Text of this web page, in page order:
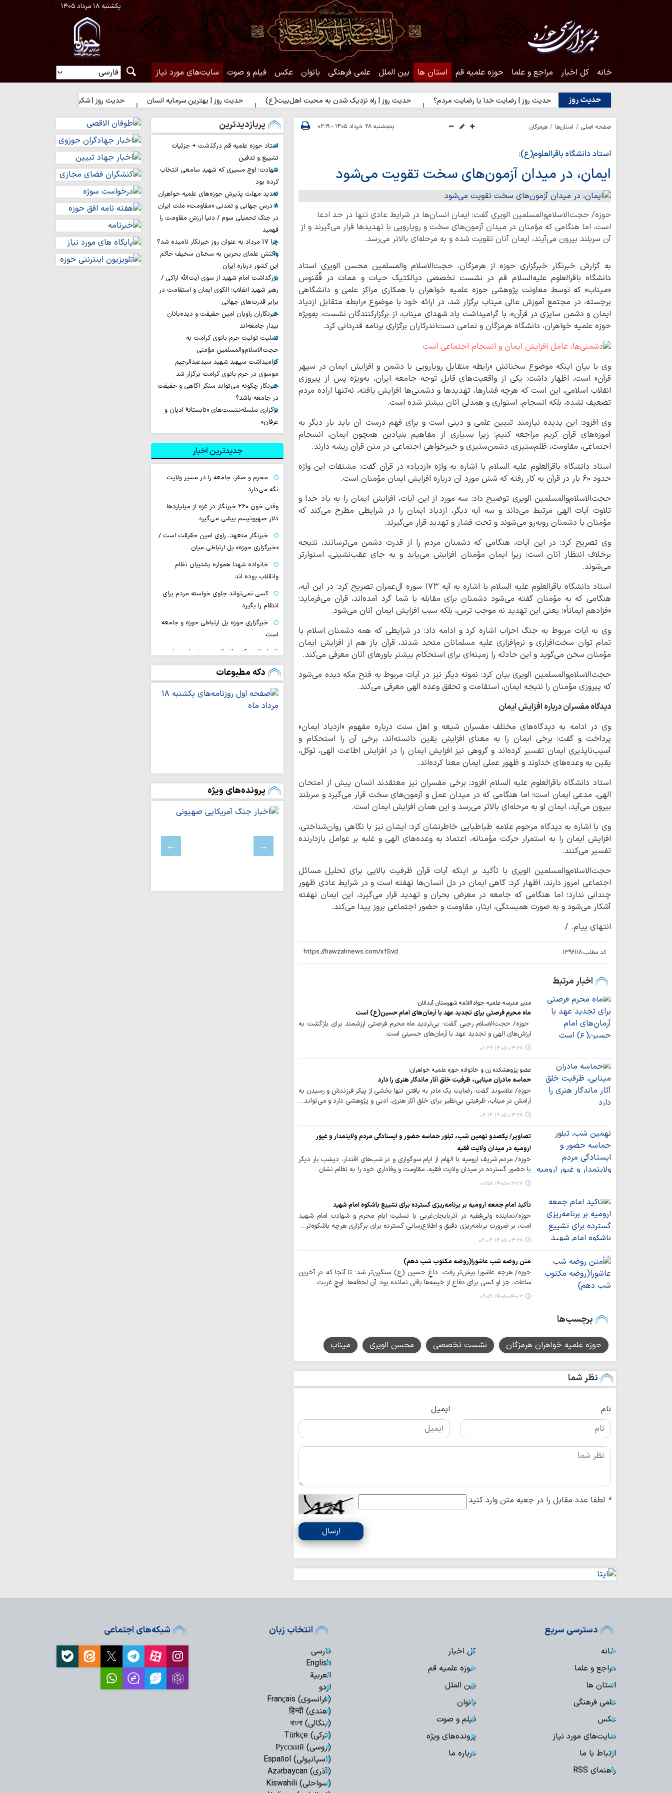
یکشنبه ۱۸ مرداد ۱۴۰۵
خانه کل اخبار مراجع و علما حوزه علمیه قم استان ها بین الملل علمی فرهنگی بانوان عکس فیلم و صوت سایت‌های مورد نیاز
حدیث روزحدیث روز | رضایت خدا یا رضایت مردم؟ حدیث روز | راه نزدیک شدن به محبت اهل‌بیت(ع) حدیث روز | بهترین سرمایه انسان حدیث روز | شکیبایی بر تلخی حق
صفحه اصلی استان‌ها هرمزگان پنجشنبه ۲۸ خرداد ۱۴۰۵ - ۰۲:۱۹
استاد دانشگاه باقرالعلوم(ع):
ایمان، در میدان آزمون‌های سخت تقویت می‌شود
حوزه/ حجت‌الاسلام‌والمسلمین الویری گفت: ایمان انسان‌ها در شرایط عادی تنها در حد ادعا
است، اما هنگامی که مؤمنان در میدان آزمون‌های سخت و رویارویی با تهدیدها قرار می‌گیرند و از
آن سربلند بیرون می‌آیند، ایمان آنان تقویت شده و به مرحله‌ای بالاتر می‌رسد.
به گزارش خبرنگار خبرگزاری حوزه از هرمزگان، حجت‌الاسلام والمسلمین محسن الویری استاد
دانشگاه باقرالعلوم علیه‌السلام قم در نشست تخصصی دیالکتیک حیات و مَمات در قُقنوس
«میناب» که توسط معاونت پژوهشی حوزه‌ علمیه خواهران با همکاری مراکز علمی و دانشگاهی
برجسته، در مجتمع آموزش عالی میناب برگزار شد، در ارائه خود با موضوع «رابطه متقابل ازدیاد
ایمان و دشمن سایزی در قرآن»، با گرامیداشت یاد شهدای میناب، از برگزارکنندگان نشست، به‌ویژه
حوزه‌ علمیه خواهران، دانشگاه هرمزگان و تمامی دست‌اندرکاران برگزاری برنامه قدردانی کرد.
وی با بیان اینکه موضوع سخنانش «رابطه متقابل رویارویی با دشمن و افزایش ایمان در سپهر
قرآن» است، اظهار داشت: یکی از واقعیت‌های قابل توجه جامعه ایران، به‌ویژه پس از پیروزی
انقلاب اسلامی، این است که هرچه فشارها، تهدیدها و دشمنی‌ها افزایش یافته، نه‌تنها اراده مردم
تضعیف نشده، بلکه انسجام، استواری و همدلی آنان بیشتر شده است.
وی افزود: این پدیده نیازمند تبیین علمی و دینی است و برای فهم درست آن باید بار دیگر به
آموزه‌های قرآن کریم مراجعه کنیم؛ زیرا بسیاری از مفاهیم بنیادین همچون ایمان، انسجام
اجتماعی، مقاومت، ظلم‌ستیزی، دشمن‌ستیزی و خیرخواهی اجتماعی در متن قرآن ریشه دارند.
استاد دانشگاه باقرالعلوم علیه السلام با اشاره به واژه «ازدیاد» در قرآن گفت: مشتقات این واژه
حدود ۶۰ بار در قرآن به کار رفته که شش مورد آن درباره افزایش ایمان مؤمنان است.
حجت‌الاسلام‌والمسلمین الویری توضیح داد: سه مورد از این آیات، افزایش ایمان را به یاد خدا و
تلاوت آیات الهی مرتبط می‌داند و سه آیه دیگر، ازدیاد ایمان را در شرایطی مطرح می‌کند که
مؤمنان با دشمنان روبه‌رو می‌شوند و تحت فشار و تهدید قرار می‌گیرند.
وی تصریح کرد: در این آیات، هنگامی که دشمنان مردم را از قدرت دشمن می‌ترسانند، نتیجه
برخلاف انتظار آنان است؛ زیرا ایمان مؤمنان افزایش می‌یابد و به جای عقب‌نشینی، استوارتر
می‌شوند.
استاد دانشگاه باقرالعلوم علیه السلام با اشاره به آیه ۱۷۳ سوره آل‌عمران تصریح کرد: در این آیه،
هنگامی که به مؤمنان گفته می‌شود دشمنان برای مقابله با شما گرد آمده‌اند، قرآن می‌فرماید:
«فزادهم ایماناً»؛ یعنی این تهدید نه موجب ترس، بلکه سبب افزایش ایمان آنان می‌شود.
وی به آیات مربوط به جنگ احزاب اشاره کرد و ادامه داد: در شرایطی که همه دشمنان اسلام با
تمام توان سخت‌افزاری و نرم‌افزاری علیه مسلمانان متحد شدند، قرآن باز هم از افزایش ایمان
مؤمنان سخن می‌گوید و این حادثه را زمینه‌ای برای استحکام بیشتر باورهای آنان معرفی می‌کند.
حجت‌الاسلام‌والمسلمین الویری بیان کرد: نمونه دیگر نیز در آیات مربوط به فتح مکه دیده می‌شود
که پیروزی مؤمنان را نتیجه ایمان، استقامت و تحقق وعده الهی معرفی می‌کند.
دیدگاه مفسران درباره افزایش ایمان
وی در ادامه به دیدگاه‌های مختلف مفسران شیعه و اهل سنت درباره مفهوم «ازدیاد ایمان»
پرداخت و گفت: برخی ایمان را به معنای افزایش یقین دانسته‌اند، برخی آن را استحکام و
آسیب‌ناپذیری ایمان تفسیر کرده‌اند و گروهی نیز افزایش ایمان را در افزایش اطاعت الهی، توکل،
یقین به وعده‌های خداوند و ظهور عملی ایمان معنا کرده‌اند.
استاد دانشگاه باقرالعلوم علیه السلام افزود: برخی مفسران نیز معتقدند انسان پیش از امتحان
الهی، مدعی ایمان است؛ اما هنگامی که در میدان عمل و آزمون‌های سخت قرار می‌گیرد و سربلند
بیرون می‌آید، ایمان او به مرحله‌ای بالاتر می‌رسد و این همان افزایش ایمان است.
وی با اشاره به دیدگاه مرحوم علامه طباطبایی خاطرنشان کرد: ایشان نیز با نگاهی روان‌شناختی،
افزایش ایمان را به استمرار حرکت مؤمنانه، اعتماد به وعده‌های الهی و غلبه بر عوامل بازدارنده
تفسیر می‌کنند.
حجت‌الاسلام‌والمسلمین الویری با تأکید بر اینکه آیات قرآن ظرفیت بالایی برای تحلیل مسائل
اجتماعی امروز دارند، اظهار کرد: گاهی ایمان در دل انسان‌ها نهفته است و در شرایط عادی ظهور
چندانی ندارد؛ اما هنگامی که جامعه در معرض بحران و تهدید قرار می‌گیرد، این ایمان نهفته
آشکار می‌شود و به صورت همبستگی، ایثار، مقاومت و حضور اجتماعی بروز پیدا می‌کند.
انتهای پیام. /
کد مطلب:1396118
اخبار مرتبط
مدیر مدرسه علمیه جوادالائمه شهرستان آبدانان:
ماه محرم فرصتی برای تجدید عهد با آرمان‌های امام حسین(ع) است
حوزه/ حجت‌الاسلام رجبی گفت: بی‌تردید ماه محرم فرصتی ارزشمند برای بازگشت به
ارزش‌های الهی و تجدید عهد با آرمان‌های حسینی است.
۱۴۰۵-۰۳-۲۸ ۰۱:۳۲
عضو پژوهشکده زن و خانواده حوزه‌ علمیه خواهران:
حماسه مادران مینابی، ظرفیت خلق آثار ماندگار هنری را دارد
حوزه/ علاسوند گفت: رضایت یک مادر به یافتن تنها بخشی از پیکر فرزندش و رسیدن به
آرامش در میناب، ظرفیتی بی‌نظیر برای خلق آثار هنری، ادبی و پژوهشی دارد و می‌تواند…
۱۴۰۵-۰۳-۲۸ ۰۹:۱۴
تصاویر/ یکصدو نهمین شب، تبلور حماسه حضور و ایستادگی مردم ولایتمدار و غیور
ارومیه در میدان ولایت فقیه
حوزه/ مردم شریف ارومیه با الهام از ایام سوگواری و در شب‌های اقتدار، دیشب بار دیگر
با حضور گسترده در میدان ولایت فقیه، مقاومت و وفاداری خود را به نظام نشان…
۱۴۰۵-۰۳-۲۸ ۰۱:۵۸
تأکید امام جمعه ارومیه بر برنامه‌ریزی گسترده برای تشییع باشکوه امام شهید
حوزه/نماینده ولی‌فقیه در آذربایجان‌غربی با تسلیت ایام محرم و شهادت امام شهید
امت، بر ضرورت برنامه‌ریزی دقیق و اطلاع‌رسانی گسترده برای برگزاری هرچه باشکوه‌تر…
۱۴۰۵-۰۳-۲۸ ۰۲:۰۴
متن روضه شب عاشورا(روضه مکتوب شب دهم)
حوزه/ هرچه عاشورا پیش‌تر رفت، داغِ حسین (ع) سنگین‌تر شد؛ تا آنجا که در آخرین
ساعات، جز او کسی برای دفاع از خیمه‌ها باقی نمانده بود. آن لحظه‌ها، اوجِ غربت…
۱۴۰۵-۰۴-۰۳ ۰۹:۵۹
برچسب‌ها
حوزه علمیه خواهران هرمزگان نشست تخصصی محسن الویری میناب
نظر شما
نام ایمیل
* لطفا عدد مقابل را در جعبه متن وارد کنید
ارسال
پربازدیدترین
استاد حوزه علمیه قم درگذشت + جزئیات
تشییع و تدفین
شهادت؛ اوج مسیری که شهید سامعی انتخاب
کرده بود
تمدید مهلت پذیرش حوزه‌های علمیه خواهران
۸ درس جهانی و تمدنی «مقاومت» ملت ایران
در جنگ تحمیلی سوم / دنیا ارزش مقاومت را
فهمید
چرا 17 مرداد به عنوان روز خبرنگار نامیده شد؟
واکنش علمای بحرین به سخنان سخیف حاکم
این کشور درباره ایران
بزرگداشت امام شهید از سوی آیت‌الله اراکی /
رهبر شهید انقلاب؛ الگوی ایمان و استقامت در
برابر قدرت‌های جهانی
خبرنگاران راویان امین حقیقت و دیده‌بانان
بیدار جامعه‌اند
تسلیت تولیت حرم بانوی کرامت به
حجت‌الاسلام‌والمسلمین مؤمنی
گرامیداشت سپهبد شهید سیدعبدالرحیم
موسوی در حرم بانوی کرامت برگزار شد
خبرنگار چگونه می‌تواند سنگر آگاهی و حقیقت
در جامعه باشد؟
برگزاری سلسله‌نشست‌های «تابستانهٔ ادیان و
عرفان»
جدیدترین اخبار
محرم و صفر، جامعه را در مسیر ولایت
نگه می‌دارد
وقتی خون ۲۶۰ خبرنگار در غزه از میلیاردها
دلار صهیونیسم پیشی می‌گیرد
خبرنگار متعهد، راوی امین حقیقت است /
«خبرگزاری حوزه» پل ارتباطی میان…
خانواده شهدا همواره پشتیبان نظام
وانقلاب بوده اند
کسی نمی‌تواند جلوی خواسته مردم برای
انتقام را بگیرد
خبرگزاری حوزه پل ارتباطی حوزه و جامعه
است
اسلام مکتب انسانیت‌دوستی است نه
مکتب انسان‌دوستی
چرا نهضت مشروطه سرانجام نافرجامی
پیدا کرد؟
تشکیل شورای راهبری «طرح پایتخت نهج
سواد خانواده | آیا محبت زیاد به فرزندان،
می‌تواند به رابطه زوجین آسیب…
ادعیه شناسی | دعای مشلول
معنایِ انتظارِ فرج در نگاه روحانیِ شهید
ایران؟ قرارداد ۱۹۱۹؛ روایتی از…
دکه مطبوعات
پرونده‌های ویژه
دسترسی سریع
خانه
کل اخبار
مراجع و علما
حوزه علمیه قم
استان ها
بین الملل
علمی فرهنگی
بانوان
عکس
فیلم و صوت
سایت‌های مورد نیاز
پرونده‌های ویژه
ارتباط با ما
درباره ما
راهنمای RSS
انتخاب زبان
فارسی
English
العربیة
اردو
(فرانسوی) Français
(هندی) हिन्दी
(بنگالی) বাংলা
(ترکی) Türkçe
(روسی) Русский
(اسپانیولی) Español
(آذری) Azərbaycan
(سواحلی) Kiswahili
شبکه‌های اجتماعی